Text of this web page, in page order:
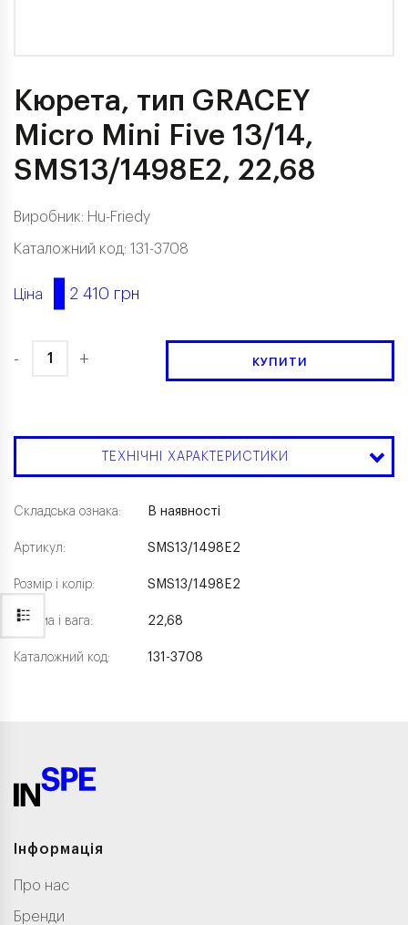
Кюрета, тип GRACEY
Micro Mini Five 13/14,
SMS13/1498E2, 22,68
Виробник: Hu-Friedy
Каталожний код: 131-3708
Ціна 2 410 грн
- + КУПИТИ
ТЕХНІЧНІ ХАРАКТЕРИСТИКИ
Складська ознака:
Артикул:
Розмір і колір:
Форма і вага:
Каталожний код:
В наявності
SMS13/1498E2
SMS13/1498E2
22,68
131-3708
Інформація
Про нас
Бренди